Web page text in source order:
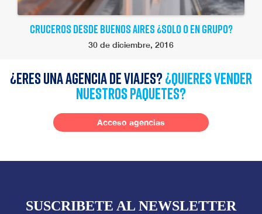
CRUCEROS DESDE BUENOS AIRES ¿SOLO O EN GRUPO?
30 de diciembre, 2016
¿Eres una agencia de viajes?¿quieres vender
nuestros paquetes?
Acceso agencias
SUSCRIBETE AL NEWSLETTER